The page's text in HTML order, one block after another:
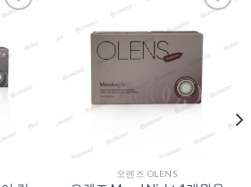
Wishlist
오렌즈 OLENS